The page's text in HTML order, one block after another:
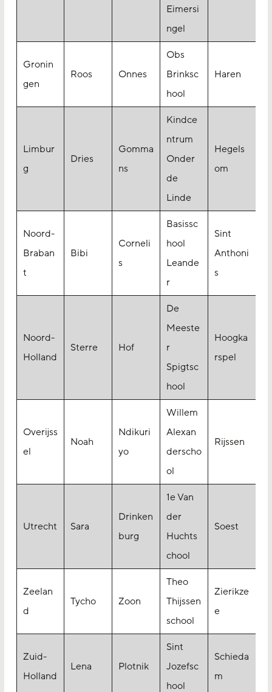
Eimersi
ngel
Gronin
gen
Roos Onnes
Obs
Brinksc
hool
Haren
Limbur
g
Dries
Gomma
ns
Kindce
ntrum
Onder
de
Linde
Hegels
om
Noord-
Braban
t
Bibi
Corneli
s
Basissc
hool
Leande
r
Sint
Anthoni
s
Noord-
Holland
Sterre Hof
De
Meeste
r
Spigtsc
hool
Hoogka
rspel
Overijss
el
Noah
Ndikuri
yo
Willem
Alexan
derscho
ol
Rijssen
Utrecht Sara
Drinken
burg
1e Van
der
Huchts
chool
Soest
Zeelan
d
Tycho Zoon
Theo
Thijssen
school
Zierikze
e
Zuid-
Holland
Lena Plotnik
Sint
Jozefsc
hool
Schieda
m